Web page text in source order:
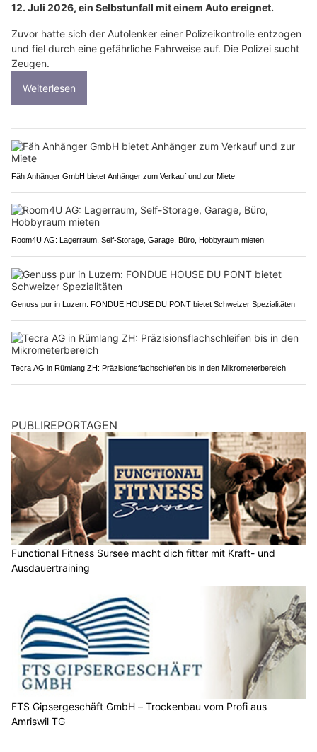
12. Juli 2026, ein Selbstunfall mit einem Auto ereignet.
Zuvor hatte sich der Autolenker einer Polizeikontrolle entzogen
und fiel durch eine gefährliche Fahrweise auf. Die Polizei sucht
Zeugen.
Weiterlesen
Fäh Anhänger GmbH bietet Anhänger zum Verkauf und zur Miete
Room4U AG: Lagerraum, Self-Storage, Garage, Büro, Hobbyraum mieten
Genuss pur in Luzern: FONDUE HOUSE DU PONT bietet Schweizer Spezialitäten
Tecra AG in Rümlang ZH: Präzisionsflachschleifen bis in den Mikrometerbereich
PUBLIREPORTAGEN
Functional Fitness Sursee macht dich fitter mit Kraft- und
Ausdauertraining
FTS Gipsergeschäft GmbH – Trockenbau vom Profi aus
Amriswil TG